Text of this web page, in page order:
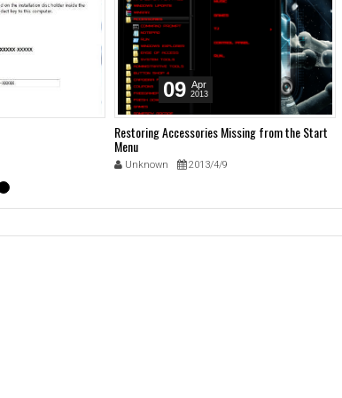
09 Apr
2013
Restoring Accessories Missing from the Start
Menu
Unknown 2013/4/9